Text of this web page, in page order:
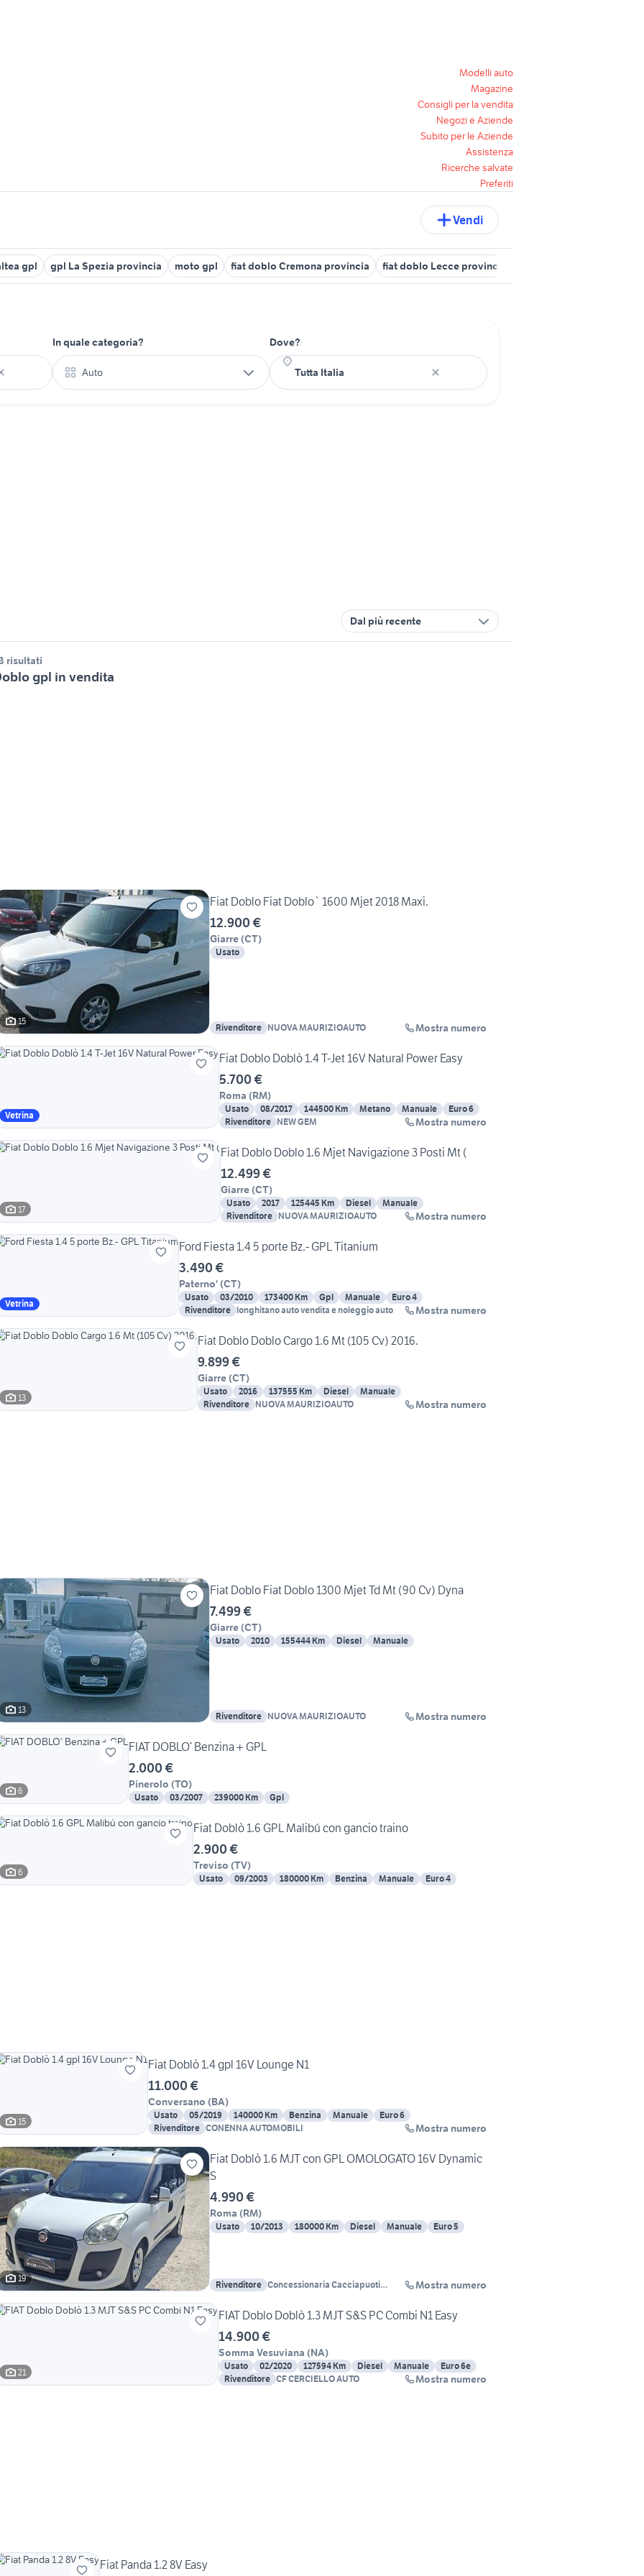
Modelli auto
Magazine
Consigli per la vendita
Negozi e Aziende
Subito per le Aziende
Assistenza
Ricerche salvate
Preferiti
Vendi
gpl gpl La Spezia provincia moto gpl fiat doblo Cremona provincia fiat doblo Lecce provincia
In quale categoria?
Auto
Dove?
Dal più recente
risultati
gpl in vendita
15
Fiat Doblo Fiat Doblo` 1600 Mjet 2018 Maxi.
12.900 €
Giarre (CT)
Usato
Rivenditore NUOVA MAURIZIOAUTO Mostra numero
Vetrina
Fiat Doblo Doblò 1.4 T-Jet 16V Natural Power Easy
5.700 €
Roma (RM)
Usato 08/2017 144500 Km Metano Manuale
Euro 6
Rivenditore NEW GEM Mostra numero
17
Fiat Doblo Doblo 1.6 Mjet Navigazione 3 Posti Mt (
12.499 €
Giarre (CT)
Usato 2017 125445 Km Diesel
Manuale
Rivenditore NUOVA MAURIZIOAUTO Mostra numero
Vetrina
Ford Fiesta 1.4 5 porte Bz.- GPL Titanium
3.490 €
Paterno' (CT)
Usato 03/2010 173400 Km Gpl Manuale
Euro 4
Rivenditore longhitano auto vendita e noleggio auto Mostra numero
13
Fiat Doblo Doblo Cargo 1.6 Mt (105 Cv) 2016.
9.899 €
Giarre (CT)
Usato 2016 137555 Km Diesel
Manuale
Rivenditore NUOVA MAURIZIOAUTO Mostra numero
13
Fiat Doblo Fiat Doblo 1300 Mjet Td Mt (90 Cv) Dyna
7.499 €
Giarre (CT)
Usato 2010 155444 Km Diesel Manuale
Rivenditore NUOVA MAURIZIOAUTO Mostra numero
6
FIAT DOBLO’ Benzina + GPL
2.000 €
Pinerolo (TO)
Usato 03/2007 239000 Km Gpl
6
Fiat Doblò 1.6 GPL Malibú con gancio traino
2.900 €
Treviso (TV)
Usato 09/2003 180000 Km Benzina Manuale Euro 4
15
Fiat Doblò 1.4 gpl 16V Lounge N1
11.000 €
Conversano (BA)
Usato 05/2019 140000 Km Benzina Manuale
Euro 6
Rivenditore CONENNA AUTOMOBILI Mostra numero
19
Fiat Doblò 1.6 MJT con GPL OMOLOGATO 16V Dynamic
S
4.990 €
Roma (RM)
Usato 10/2013 180000 Km Diesel Manuale Euro 5
Rivenditore Concessionaria Cacciapuoti
Mostra numero
21
FIAT Doblo Doblò 1.3 MJT S&S PC Combi N1 Easy
14.900 €
Somma Vesuviana (NA)
Usato 02/2020 127594 Km Diesel Manuale
Euro 6e
Rivenditore CF CERCIELLO AUTO Mostra numero
Fiat Panda 1.2 8V Easy